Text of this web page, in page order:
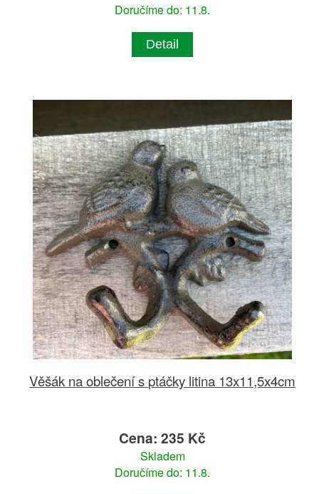
Doručíme do: 11.8.
Detail
Věšák na oblečení s ptáčky litina 13x11,5x4cm
Cena: 235 Kč
Skladem
Doručíme do: 11.8.